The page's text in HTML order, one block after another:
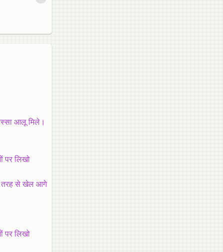
आलू मिले।
पर लिखो
तरह से खेल आगे
पर लिखो